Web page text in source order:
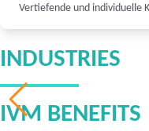
Vertiefende und individuelle
INDUSTRIES
IVM BENEFITS